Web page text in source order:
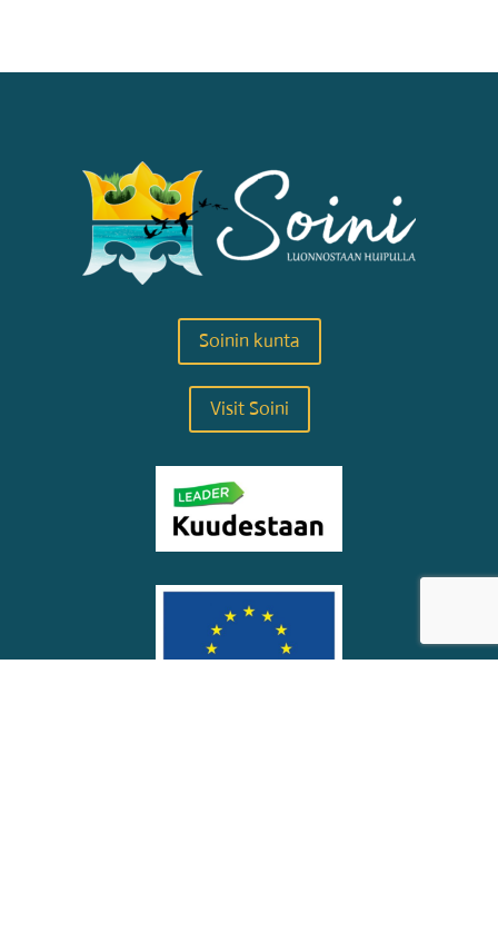
Soinin kunta
Visit Soini